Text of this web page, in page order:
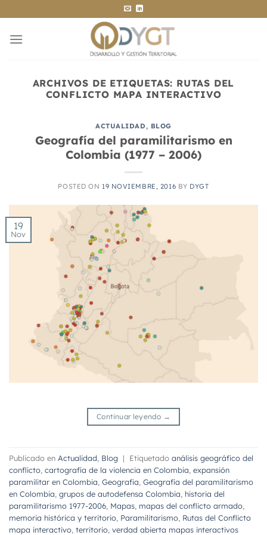
al
contenido
ARCHIVOS DE ETIQUETAS: RUTAS DEL
CONFLICTO MAPA INTERACTIVO
ACTUALIDAD, BLOG
Geografía del paramilitarismo en
Colombia (1977 – 2006)
POSTED ON 19 NOVIEMBRE, 2016 BY DYGT
19
Nov
Continuar leyendo →
Publicado en Actualidad Blog | Etiquetado análisis geográfico del
conflicto cartografía de la violencia en Colombia expansión
paramilitar en Colombia Geografia Geografía del paramilitarismo
en Colombia grupos de autodefensa Colombia historia del
paramilitarismo 1977-2006 Mapas mapas del conflicto armado
memoria histórica y territorio Paramilitarismo Rutas del Conflicto
mapa interactivo territorio verdad abierta mapas interactivos